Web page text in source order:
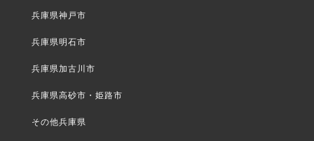
兵庫県神戸市
兵庫県明石市
兵庫県加古川市
兵庫県高砂市・姫路市
その他兵庫県